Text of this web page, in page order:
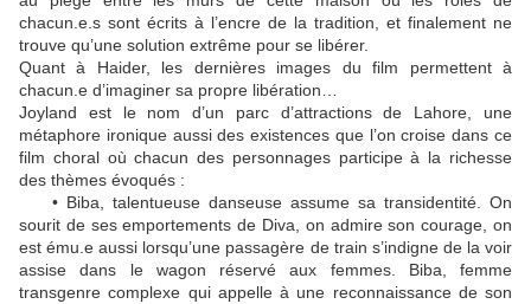
chacun.e.s sont écrits à l’encre de la tradition, et finalement ne
trouve qu’une solution extrême pour se libérer.
Quant à Haider, les dernières images du film permettent à
chacun.e d’imaginer sa propre libération…
Joyland est le nom d’un parc d’attractions de Lahore, une
métaphore ironique aussi des existences que l’on croise dans ce
film choral où chacun des personnages participe à la richesse
des thèmes évoqués :
• Biba, talentueuse danseuse assume sa transidentité. On
sourit de ses emportements de Diva, on admire son courage, on
est ému.e aussi lorsqu’une passagère de train s’indigne de la voir
assise dans le wagon réservé aux femmes. Biba, femme
transgenre complexe qui appelle à une reconnaissance de son